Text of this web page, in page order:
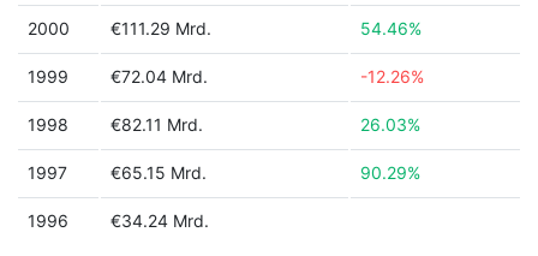
2000 €111.29 Mrd. 54.46%
1999 €72.04 Mrd. -12.26%
1998 €82.11 Mrd. 26.03%
1997 €65.15 Mrd. 90.29%
1996 €34.24 Mrd.